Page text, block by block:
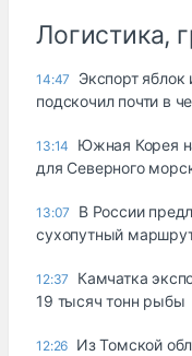
Логистика,
14:47
Экспорт
подскочил почти в
13:14
Южная Корея
для Северного
13:07
В России
сухопутный
12:37
Камчатка
19 тысяч тонн рыбы
12:26 Из Томской